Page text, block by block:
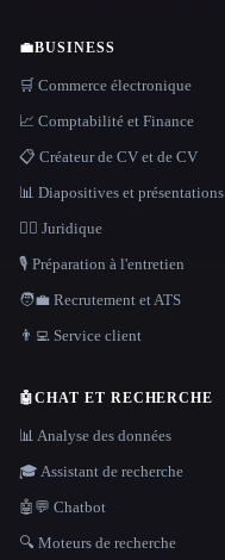
💼BUSINESS
🛒 Commerce électronique
📈 Comptabilité et Finance
📋 Créateur de CV et de CV
📊 Diapositives et présentations
👩‍⚖️ Juridique
🎙️ Préparation à l'entretien
🧑‍💼 Recrutement et ATS
👨‍💻 Service client
🤖CHAT ET RECHERCHE
📊 Analyse des données
🎓 Assistant de recherche
🤖💬 Chatbot
🔍 Moteurs de recherche